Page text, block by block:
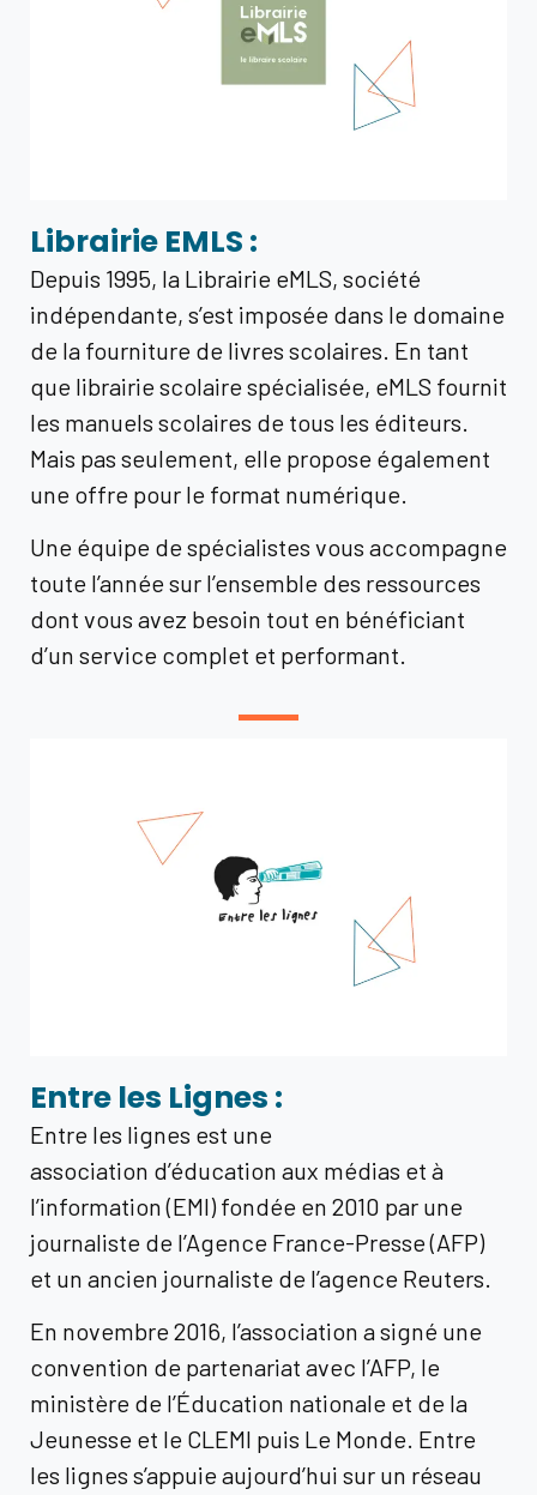
Librairie EMLS :
Depuis 1995, la Librairie eMLS, société
indépendante, s’est imposée dans le domaine
de la fourniture de livres scolaires. En tant
que librairie scolaire spécialisée, eMLS fournit
les manuels scolaires de tous les éditeurs.
Mais pas seulement, elle propose également
une offre pour le format numérique.
Une équipe de spécialistes vous accompagne
toute l’année sur l’ensemble des ressources
dont vous avez besoin tout en bénéficiant
d’un service complet et performant.
Entre les Lignes :
Entre les lignes est une
association d’éducation aux médias et à
l’information (EMI) fondée en 2010 par une
journaliste de l’Agence France-Presse (AFP)
et un ancien journaliste de l’agence Reuters.
En novembre 2016, l’association a signé une
convention de partenariat avec l’AFP, le
ministère de l’Éducation nationale et de la
Jeunesse et le CLEMI puis Le Monde. Entre
les lignes s’appuie aujourd’hui sur un réseau